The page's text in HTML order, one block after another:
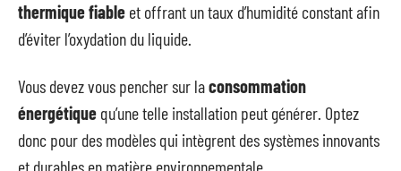
thermique fiable et offrant un taux d’humidité constant afin
d’éviter l’oxydation du liquide.
Vous devez vous pencher sur laconsommation
énergétique qu’une telle installation peut générer. Optez
donc pour des modèles qui intègrent des systèmes innovants
et durables en matière environnementale.